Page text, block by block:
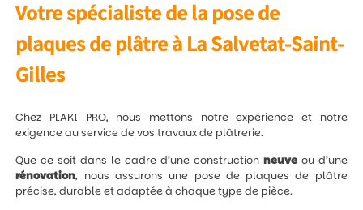
Votre spécialiste de la pose de
plaques de plâtre à La Salvetat-Saint-
Gilles
Chez PLAKI PRO, nous mettons notre expérience et notre
exigence au service de vos travaux de plâtrerie.
Que ce soit dans le cadre d’une construction neuveou d’une
rénovation, nous assurons une pose de plaques de plâtre
précise, durable et adaptée à chaque type de pièce.